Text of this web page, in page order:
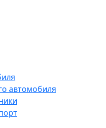
автомобиля